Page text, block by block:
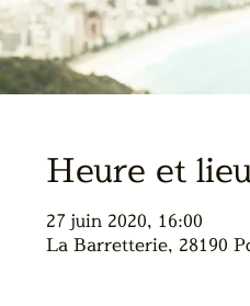
Heure et lieu
27 juin 2020, 16:00
La Barretterie, 28190